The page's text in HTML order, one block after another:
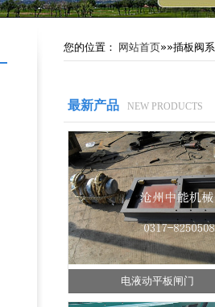
您的位置： 网站首页»»插板阀
最新产品 NEW PRODUCTS
电液动平板闸门